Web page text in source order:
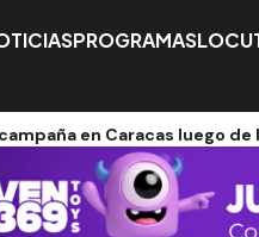
PROGRAMAS
en Caracas luego de